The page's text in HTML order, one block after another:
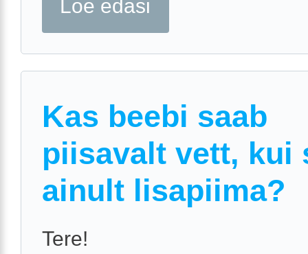
Loe edasi
Kas beebi saab
piisavalt vett, kui
ainult lisapiima?
Tere!